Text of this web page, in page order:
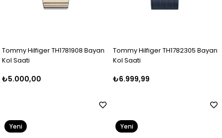
Tommy Hilfiger TH1781908 Bayan
Kol Saati
₺5.000,00
Tommy Hilfiger TH1782305 Bayan
Kol Saati
₺6.999,99
Yeni
Yeni